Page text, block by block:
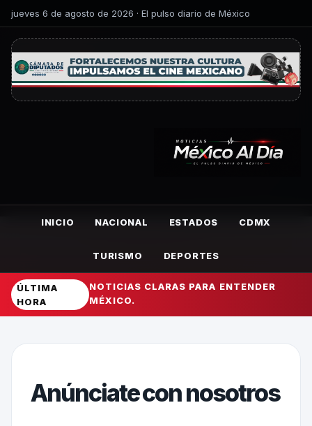
jueves 6 de agosto de 2026 · El pulso diario de México
INICIO NACIONAL ESTADOS CDMX
TURISMO DEPORTES
ÚLTIMA
HORA
NOTICIAS CLARAS PARA ENTENDER
MÉXICO.
Anúnciate con nosotros